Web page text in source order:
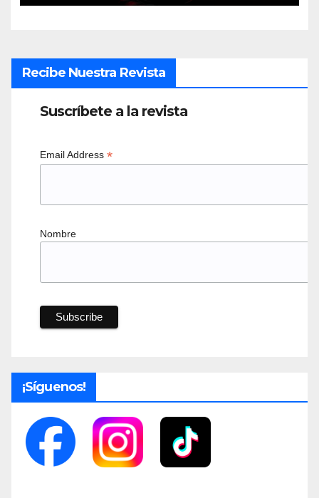
Recibe Nuestra Revista
Suscríbete a la revista
Email Address *
Nombre
¡Síguenos!